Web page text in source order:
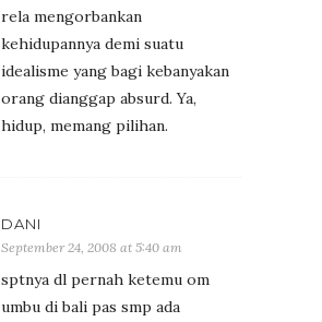
rela mengorbankan
kehidupannya demi suatu
idealisme yang bagi kebanyakan
orang dianggap absurd. Ya,
hidup, memang pilihan.
DANI
September 24, 2008 at 5:40 am
sptnya dl pernah ketemu om
umbu di bali pas smp ada